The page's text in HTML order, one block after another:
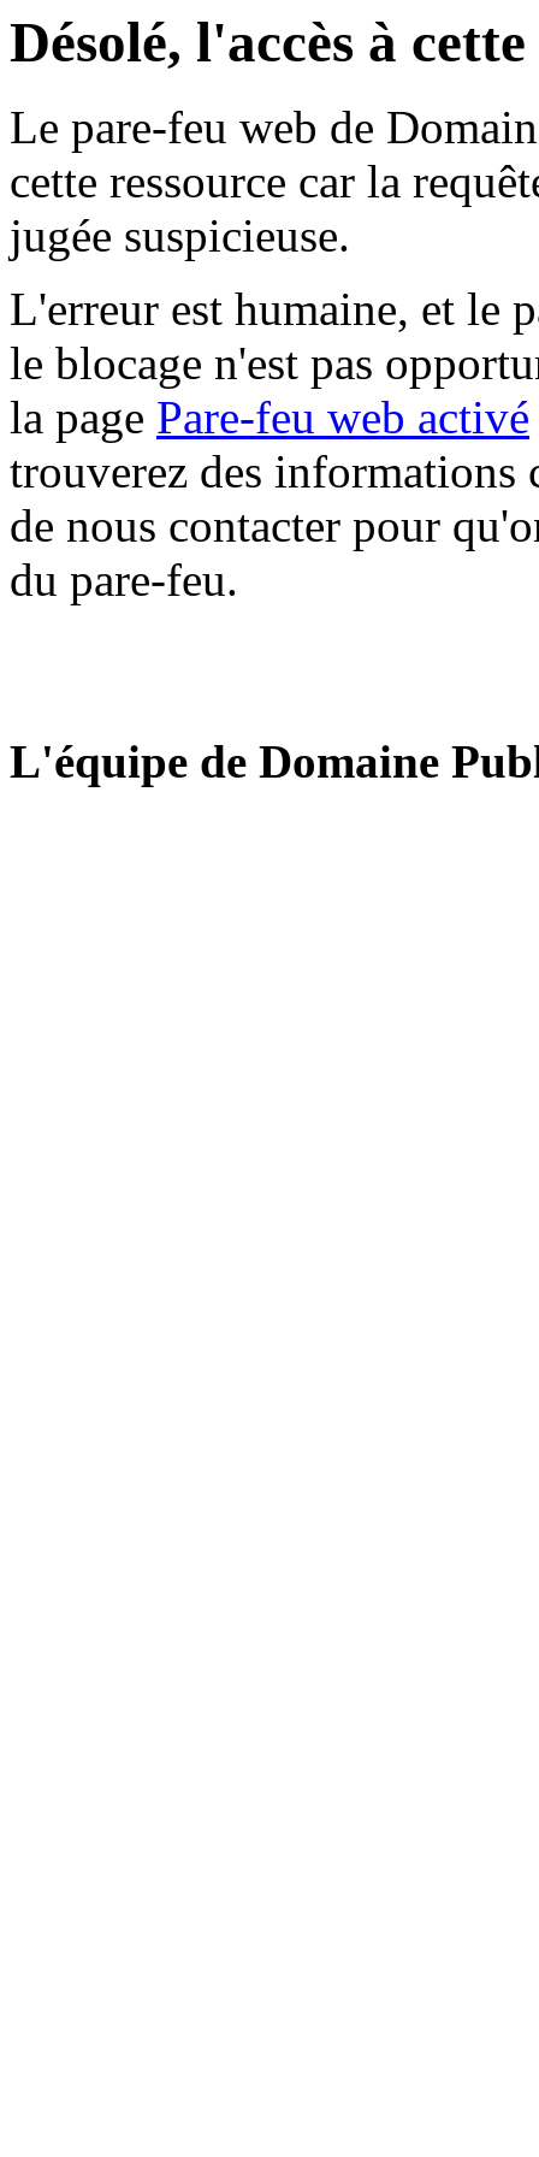
Désolé, l'accès à
Le pare-feu web de
cette ressource car la
jugée suspicieuse.
L'erreur est humaine, et le
le blocage n'est pas
la page Pare-feu web activé
trouverez des informations
de nous contacter pour
du pare-feu.
L'équipe de Domaine